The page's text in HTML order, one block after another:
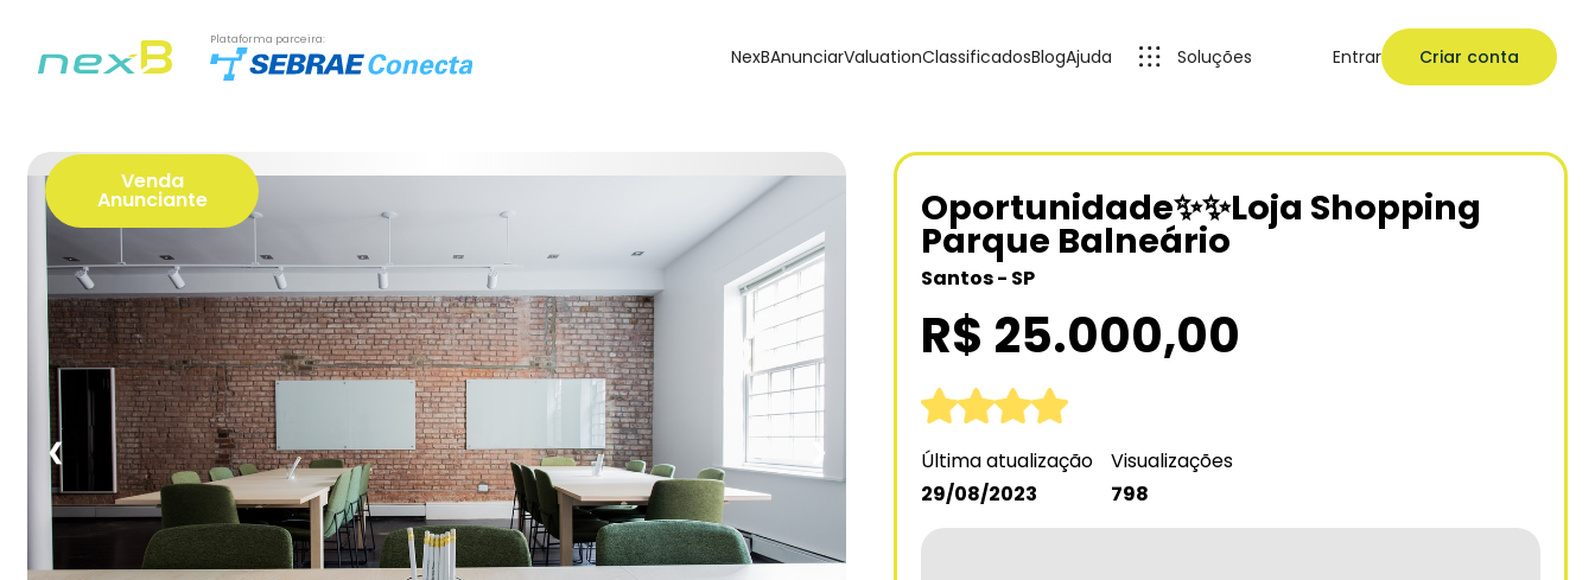
Plataforma parceira:
NexBAnunciarValuationClassificadosBlogAjuda Soluções Entrar Criar conta
Venda
Anunciante
❮ ❯
Oportunidade✨✨Loja Shopping
Parque Balneário
Santos - SP
R$ 25.000,00
Última atualização
29/08/2023
Visualizações
798